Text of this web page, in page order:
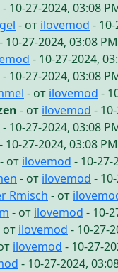
- 10-27-2024, 03:08
- от ilovemod -
- 10-27-2024, 03:08 PM
- 10-27-2024,
- 10-27-2024, 03:08
- от ilovemod -
- от ilovemod -
- 10-27-2024, 03:08
- 10-27-2024, 03:08 PM
- от ilovemod - 10-27-
- от ilovemod -
Rmisch - от
- от ilovemod - 10-
от ilovemod - 10-27-
ilovemod - 10-27-
- 10-27-2024,